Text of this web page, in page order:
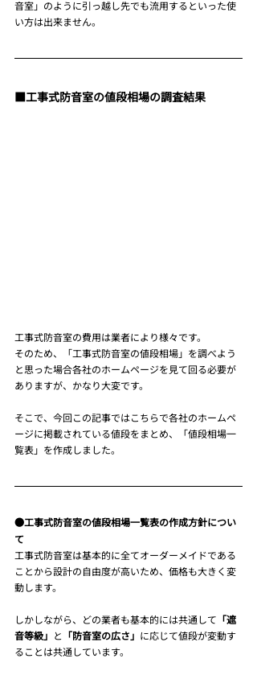
音室」のように引っ越し先でも流用するといった使
い方は出来ません。
■工事式防音室の値段相場の調査結果
工事式防音室の費用は業者により様々です。
そのため、「工事式防音室の値段相場」を調べよう
と思った場合各社のホームページを見て回る必要が
ありますが、かなり大変です。
そこで、今回この記事ではこちらで各社のホームペ
ージに掲載されている値段をまとめ、「値段相場一
覧表」を作成しました。
●工事式防音室の値段相場一覧表の作成方針につい
て
工事式防音室は基本的に全てオーダーメイドである
ことから設計の自由度が高いため、価格も大きく変
動します。
しかしながら、どの業者も基本的には共通して 「遮
音等級」 と 「防音室の広さ」 に応じて値段が変動す
ることは共通しています。